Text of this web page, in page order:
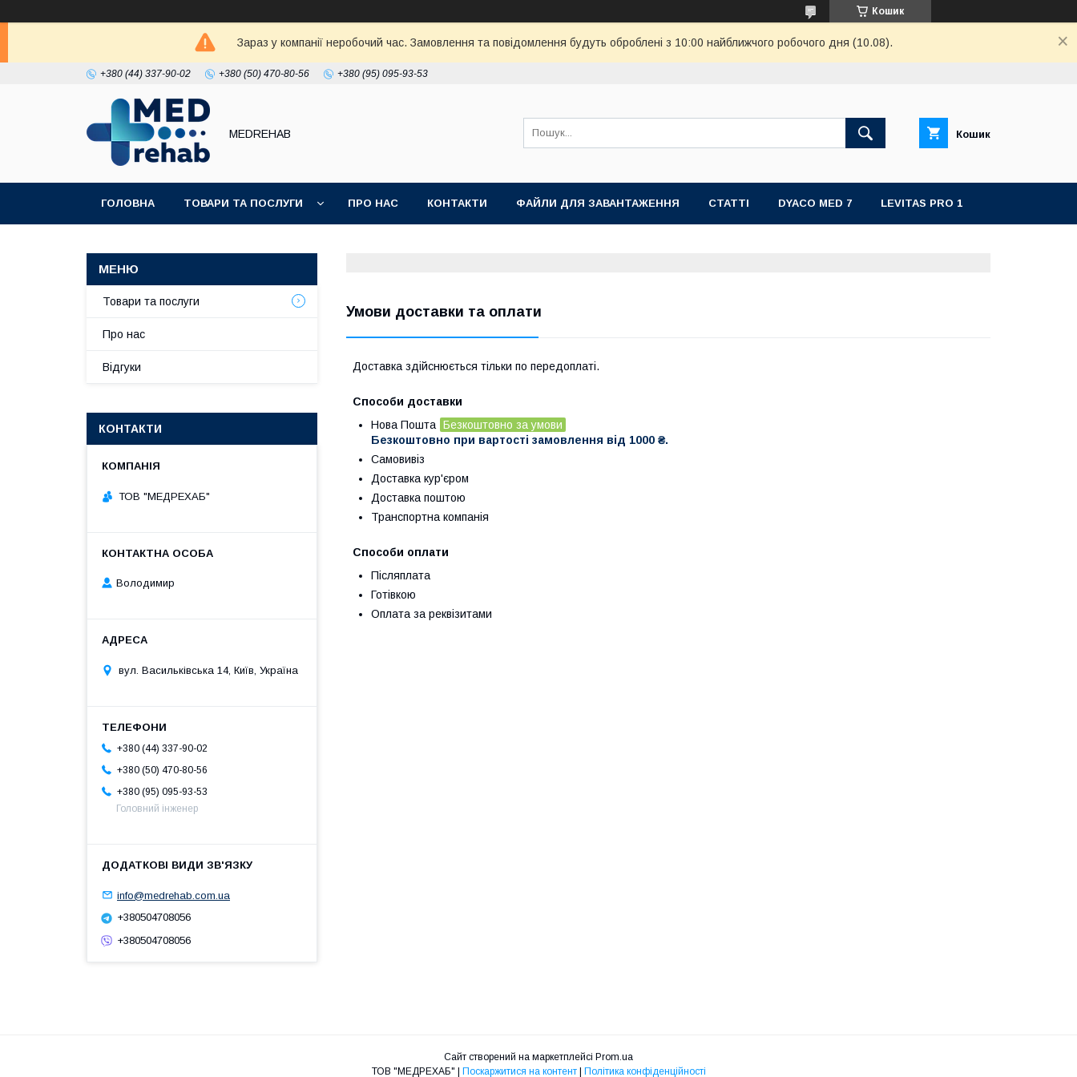
Кошик
Зараз у компанії неробочий час. Замовлення та повідомлення будуть оброблені з 10:00 найближчого робочого дня (10.08).
+380 (44) 337-90-02 +380 (50) 470-80-56 +380 (95) 095-93-53
MEDREHAB Кошик
ГОЛОВНА ТОВАРИ ТА ПОСЛУГИ ПРО НАС КОНТАКТИ ФАЙЛИ ДЛЯ ЗАВАНТАЖЕННЯ СТАТТІ DYACO MED 7 LEVITAS PRO 1
Умови доставки та оплати
Доставка здійснюється тільки по передоплаті.
Способи доставки
Нова Пошта Безкоштовно за умови
Безкоштовно при вартості замовлення від 1000 ₴.
Самовивіз
Доставка кур'єром
Доставка поштою
Транспортна компанія
Способи оплати
Післяплата
Готівкою
Оплата за реквізитами
Товари та послуги
Про нас
Відгуки
КОНТАКТИ
ТОВ "МЕДРЕХАБ"
Володимир
вул. Васильківська 14, Київ, Україна
+380 (44) 337-90-02
+380 (50) 470-80-56
+380 (95) 095-93-53
Головний інженер
info@medrehab.com.ua
+380504708056
+380504708056
Сайт створений на маркетплейсі Prom.ua
Поскаржитися на контент Політика конфіденційності